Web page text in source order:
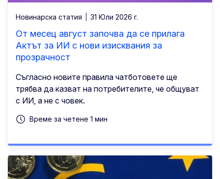
Новинарска статия 31 Юли 2026 г.
От месец август започва да се прилага
Актът за ИИ с нови изисквания за
прозрачност
Съгласно новите правила чатботовете ще
трябва да казват на потребителите, че общуват
с ИИ, а не с човек.
Време за четене 1 мин